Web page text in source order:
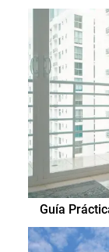
Guía